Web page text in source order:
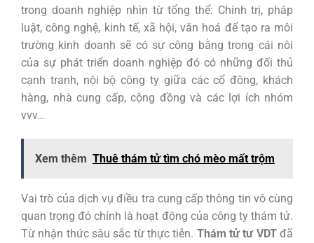
trong doanh nghiệp nhìn từ tổng thể: Chính trị, pháp
luật, công nghệ, kinh tế, xã hội, văn hoá để tạo ra môi
trường kinh doanh sẽ có sự công bằng trong cái nôi
của sự phát triển doanh nghiệp đó có những đối thủ
cạnh tranh, nội bộ công ty giữa các cổ đông, khách
hàng, nhà cung cấp, cộng đồng và các lợi ích nhóm
vvv…
Xem thêm Thuê thám tử tìm chó mèo mất trộm
Vai trò của dịch vụ điều tra cung cấp thông tin vô cùng
quan trọng đó chính là hoạt động của công ty thám tử.
Từ nhận thức sâu sắc từ thực tiễn. Thám tử tư VDTđã